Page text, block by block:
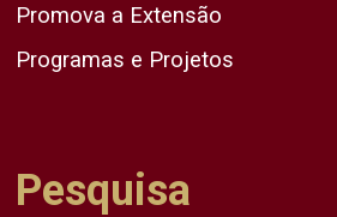
Promova a Extensão
Programas e Projetos
Pesquisa